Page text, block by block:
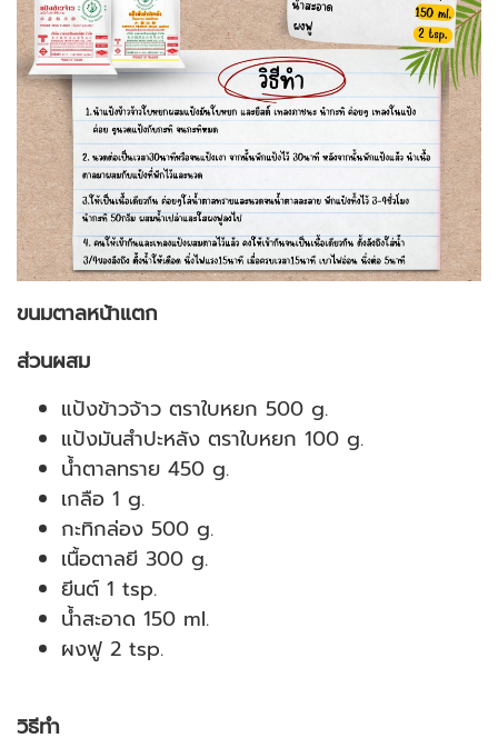
ขนมตาลหน้าแตก
ส่วนผสม
แป้งข้าวจ้าว ตราใบหยก 500 g.
แป้งมันสำปะหลัง ตราใบหยก 100 g.
น้ำตาลทราย 450 g.
เกลือ 1 g.
กะทิกล่อง 500 g.
เนื้อตาลยี 300 g.
ยีนต์ 1 tsp.
น้ำสะอาด 150 ml.
ผงฟู 2 tsp.
วิธีทำ